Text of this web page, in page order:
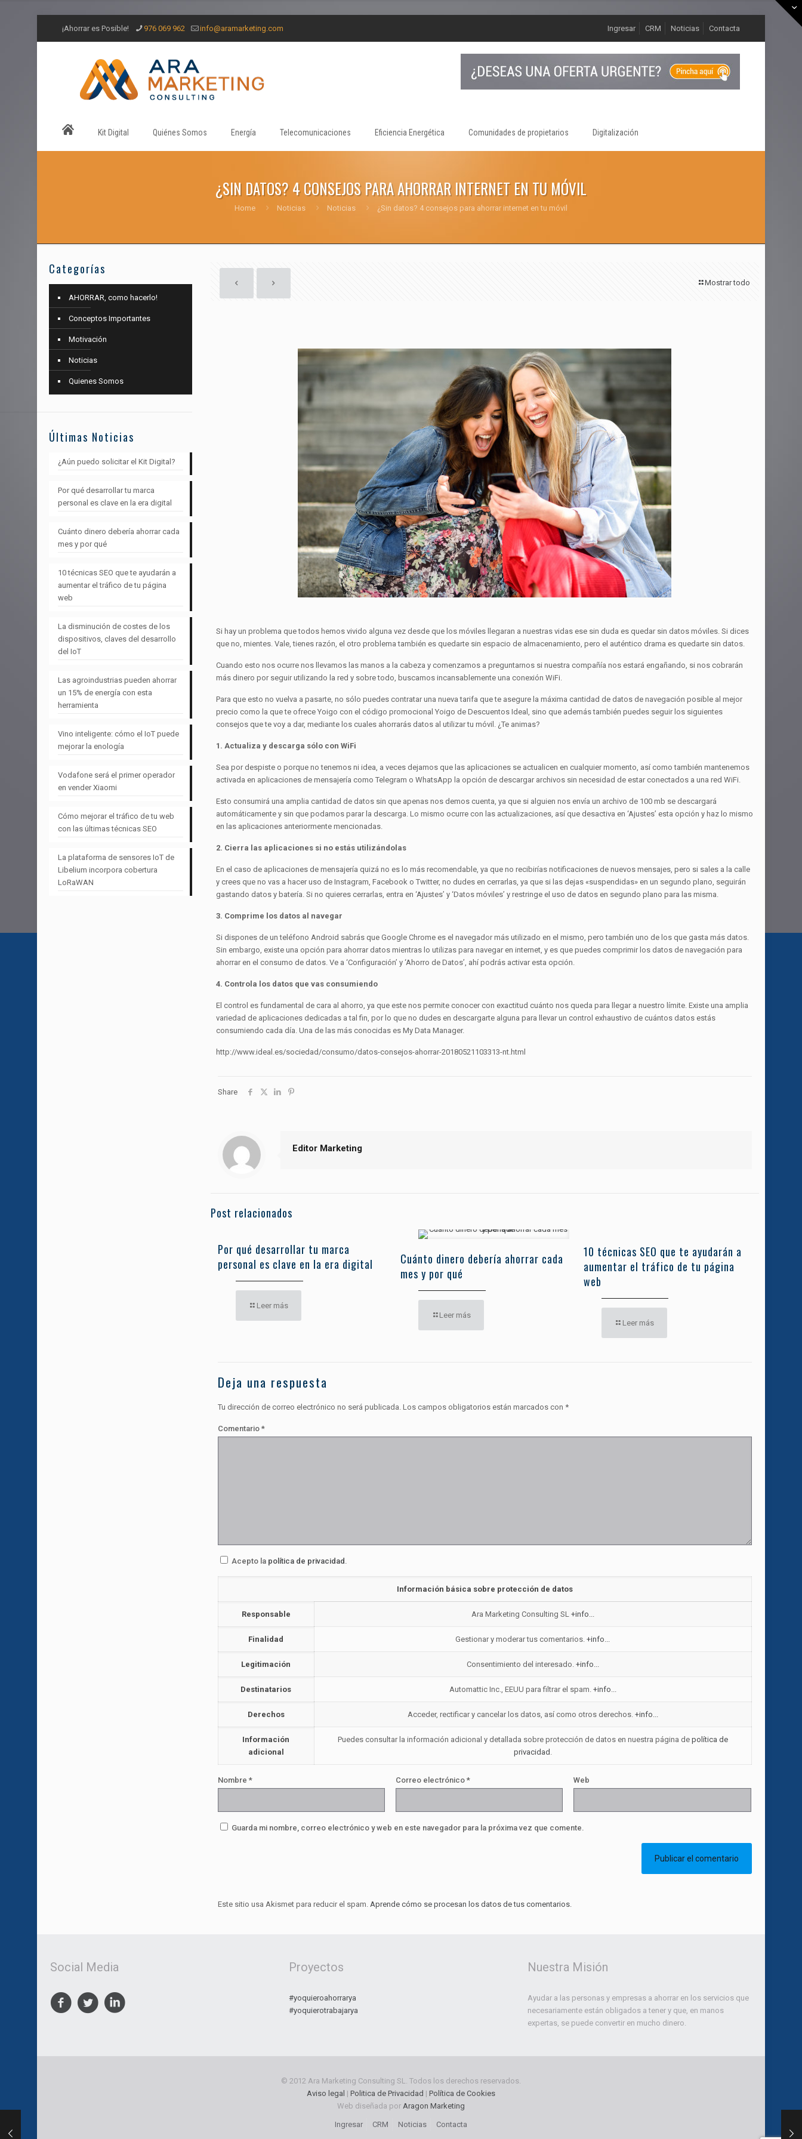
¡Ahorrar es Posible! 976 069 962 info@aramarketing.com Ingresar CRM Noticias Contacta
Kit Digital Quiénes Somos Energía Telecomunicaciones Eficiencia Energética Comunidades de propietarios Digitalización
¿SIN DATOS? 4 CONSEJOS PARA AHORRAR INTERNET EN TU MÓVIL
Home Noticias Noticias ¿Sin datos? 4 consejos para ahorrar internet en tu móvil
Mostrar todo
Si hay un problema que todos hemos vivido alguna vez desde que los móviles llegaran a nuestras vidas ese sin duda es quedar sin datos móviles. Si dices
que no, mientes. Vale, tienes razón, el otro problema también es quedarte sin espacio de almacenamiento, pero el auténtico drama es quedarte sin datos.
Cuando esto nos ocurre nos llevamos las manos a la cabeza y comenzamos a preguntarnos si nuestra compañía nos estará engañando, si nos cobrarán
más dinero por seguir utilizando la red y sobre todo, buscamos incansablemente una conexión WiFi.
Para que esto no vuelva a pasarte, no sólo puedes contratar una nueva tarifa que te asegure la máxima cantidad de datos de navegación posible al mejor
precio como la que te ofrece Yoigo con el código promocional Yoigo de Descuentos Ideal, sino que además también puedes seguir los siguientes
consejos que te voy a dar, mediante los cuales ahorrarás datos al utilizar tu móvil. ¿Te animas?
1. Actualiza y descarga sólo con WiFi
Sea por despiste o porque no tenemos ni idea, a veces dejamos que las aplicaciones se actualicen en cualquier momento, así como también mantenemos
activada en aplicaciones de mensajería como Telegram o WhatsApp la opción de descargar archivos sin necesidad de estar conectados a una red WiFi.
Esto consumirá una amplia cantidad de datos sin que apenas nos demos cuenta, ya que si alguien nos envía un archivo de 100 mb se descargará
automáticamente y sin que podamos parar la descarga. Lo mismo ocurre con las actualizaciones, así que desactiva en ‘Ajustes’ esta opción y haz lo mismo
en las aplicaciones anteriormente mencionadas.
2. Cierra las aplicaciones si no estás utilizándolas
En el caso de aplicaciones de mensajería quizá no es lo más recomendable, ya que no recibirías notificaciones de nuevos mensajes, pero si sales a la calle
y crees que no vas a hacer uso de Instagram, Facebook o Twitter, no dudes en cerrarlas, ya que si las dejas «suspendidas» en un segundo plano, seguirán
gastando datos y batería. Si no quieres cerrarlas, entra en ‘Ajustes’ y ‘Datos móviles’ y restringe el uso de datos en segundo plano para las misma.
3. Comprime los datos al navegar
Si dispones de un teléfono Android sabrás que Google Chrome es el navegador más utilizado en el mismo, pero también uno de los que gasta más datos.
Sin embargo, existe una opción para ahorrar datos mientras lo utilizas para navegar en internet, y es que puedes comprimir los datos de navegación para
ahorrar en el consumo de datos. Ve a ‘Configuración’ y ‘Ahorro de Datos’, ahí podrás activar esta opción.
4. Controla los datos que vas consumiendo
El control es fundamental de cara al ahorro, ya que este nos permite conocer con exactitud cuánto nos queda para llegar a nuestro límite. Existe una amplia
variedad de aplicaciones dedicadas a tal fin, por lo que no dudes en descargarte alguna para llevar un control exhaustivo de cuántos datos estás
consumiendo cada día. Una de las más conocidas es My Data Manager.
http://www.ideal.es/sociedad/consumo/datos-consejos-ahorrar-20180521103313-nt.html
Share
Editor Marketing
Post relacionados
Por qué desarrollar tu marca
personal es clave en la era digital
Leer más
Cuánto dinero debería ahorrar cada
mes y por qué
Leer más
10 técnicas SEO que te ayudarán a
aumentar el tráfico de tu página
web
Leer más
Deja una respuesta
Tu dirección de correo electrónico no será publicada. Los campos obligatorios están marcados con *
Comentario *
Acepto la política de privacidad .
Información básica sobre protección de datos
Responsable Ara Marketing Consulting SL +info...
Finalidad Gestionar y moderar tus comentarios.+info...
Legitimación Consentimiento del interesado. +info...
Destinatarios Automattic Inc., EEUU para filtrar el spam. +info...
Derechos Acceder, rectificar y cancelar los datos, así como otros derechos. +info...
Información
adicional
Puedes consultar la información adicional y detallada sobre protección de datos en nuestra página de política de
privacidad .
Nombre * Correo electrónico * Web
Guarda mi nombre, correo electrónico y web en este navegador para la próxima vez que comente.
Este sitio usa Akismet para reducir el spam. Aprende cómo se procesan los datos de tus comentarios.
Categorías
AHORRAR, como hacerlo!
Conceptos Importantes
Motivación
Noticias
Quienes Somos
Últimas Noticias
¿Aún puedo solicitar el Kit Digital?
Por qué desarrollar tu marca
personal es clave en la era digital
Cuánto dinero debería ahorrar cada
mes y por qué
10 técnicas SEO que te ayudarán a
aumentar el tráfico de tu página
web
La disminución de costes de los
dispositivos, claves del desarrollo
del IoT
Las agroindustrias pueden ahorrar
un 15% de energía con esta
herramienta
Vino inteligente: cómo el IoT puede
mejorar la enología
Vodafone será el primer operador
en vender Xiaomi
Cómo mejorar el tráfico de tu web
con las últimas técnicas SEO
La plataforma de sensores IoT de
Libelium incorpora cobertura
LoRaWAN
Social Media Proyectos
#yoquieroahorrarya
#yoquierotrabajarya
Nuestra Misión
Ayudar a las personas y empresas a ahorrar en los servicios que
necesariamente están obligados a tener y que, en manos
expertas, se puede convertir en mucho dinero.
© 2012 Ara Marketing Consulting SL. Todos los derechos reservados.
Aviso legal | Politica de Privacidad | Política de Cookies
Web diseñada por Aragon Marketing
Ingresar CRM Noticias Contacta